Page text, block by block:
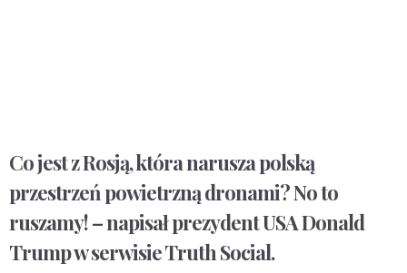
Co jest z Rosją, która narusza polską
przestrzeń powietrzną dronami? No to
ruszamy! – napisał prezydent USA Donald
Trump w serwisie Truth Social.